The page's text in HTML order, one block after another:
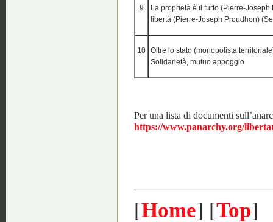
9
La proprietà è il furto (Pierre-
libertà (Pierre-Joseph Proudhon)
10 Oltre lo stato (monopolista
Solidarietà, mutuo appoggio
Per una lista di documenti
https://www.panarchy.org/
[Home] [Top]